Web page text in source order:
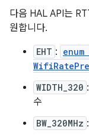
다음 HAL API는
원합니다.
EHT :
WIDTH_320 :
수
BW_320MHz :